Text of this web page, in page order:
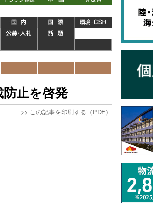
止を啓発
>> この記事を印刷する（PDF）